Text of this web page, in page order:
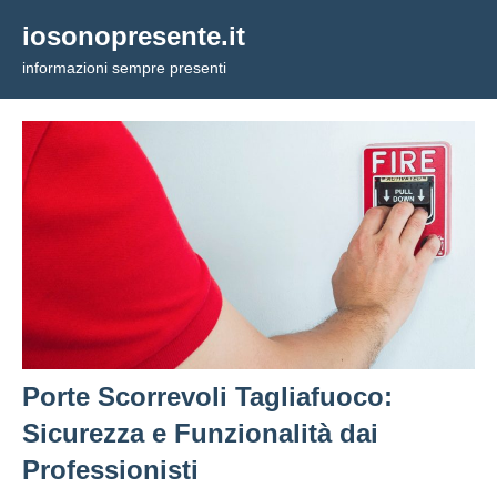
contenuto
iosonopresente.it
informazioni sempre presenti
Porte Scorrevoli Tagliafuoco:
Sicurezza e Funzionalità dai
Professionisti